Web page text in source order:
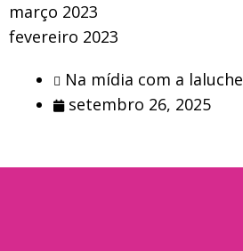
março 2023
fevereiro 2023
Na mídia com a laluche
setembro 26, 2025